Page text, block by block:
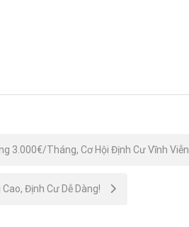
3.000€/Tháng, Cơ Hội Định Cư Vĩnh Viễn
Định Cư Dễ Dàng!